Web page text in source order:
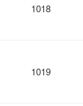
1018
1019